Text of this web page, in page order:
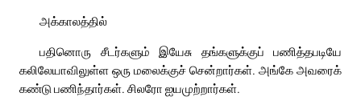
அக்காலத்தில்
பதினொரு சீடர்களும் இயேசு தங்களுக்குப் பணித்தபடியே
கலிலேயாவிலுள்ள ஒரு மலைக்குச் சென்றார்கள். அங்கே அவரைக்
கண்டு பணிந்தார்கள். சிலரோ ஐயமுற்றார்கள்.